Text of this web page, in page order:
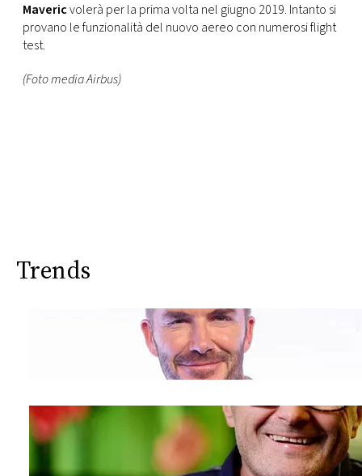
Mavericvolerà per la prima volta nel giugno 2019. Intanto si
provano le funzionalità del nuovo aereo con numerosi flight
test.
(Foto media Airbus)
Trends